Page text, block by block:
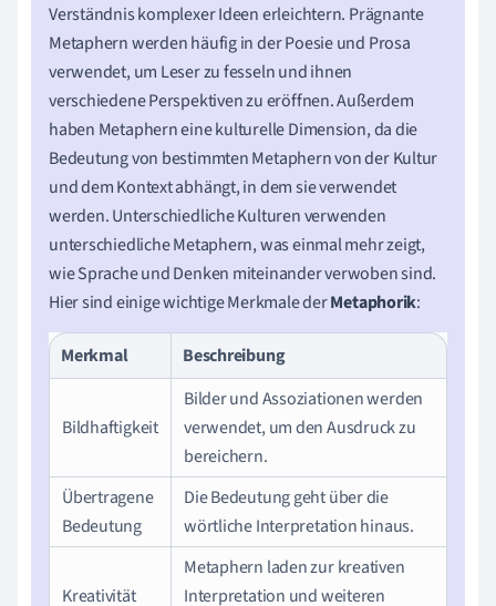
Verständnis komplexer Ideen erleichtern. Prägnante
Metaphern werden häufig in der Poesie und Prosa
verwendet, um Leser zu fesseln und ihnen
verschiedene Perspektiven zu eröffnen. Außerdem
haben Metaphern eine kulturelle Dimension, da die
Bedeutung von bestimmten Metaphern von der Kultur
und dem Kontext abhängt, in dem sie verwendet
werden. Unterschiedliche Kulturen verwenden
unterschiedliche Metaphern, was einmal mehr zeigt,
wie Sprache und Denken miteinander verwoben sind.
Hier sind einige wichtige Merkmale derMetaphorik:
Merkmal Beschreibung
Bildhaftigkeit
Bilder und Assoziationen werden
verwendet, um den Ausdruck zu
bereichern.
Übertragene
Bedeutung
Die Bedeutung geht über die
wörtliche Interpretation hinaus.
Kreativität
Metaphern laden zur kreativen
Interpretation und weiteren